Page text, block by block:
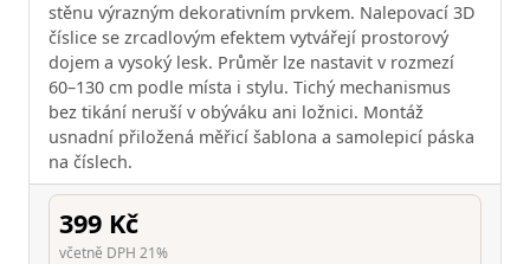
stěnu výrazným dekorativním prvkem. Nalepovací 3D
číslice se zrcadlovým efektem vytvářejí prostorový
dojem a vysoký lesk. Průměr lze nastavit v rozmezí
60–130 cm podle místa i stylu. Tichý mechanismus
bez tikání neruší v obýváku ani ložnici. Montáž
usnadní přiložená měřicí šablona a samolepicí páska
na číslech.
399 Kč
včetně DPH 21%